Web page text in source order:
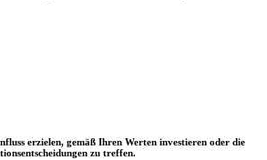
erzielen, gemäß Ihren Werten investieren oder die
zu treffen.